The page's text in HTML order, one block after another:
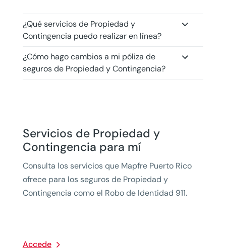
¿Qué servicios de Propiedad y
Contingencia puedo realizar en línea?
¿Cómo hago cambios a mi póliza de
seguros de Propiedad y Contingencia?
Servicios de Propiedad y
Contingencia para mí
Consulta los servicios que Mapfre Puerto Rico
ofrece para los seguros de Propiedad y
Contingencia como el Robo de Identidad 911.
Accede